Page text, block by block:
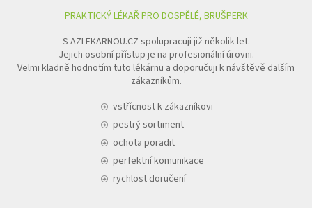
PRAKTICKÝ LÉKAŘ PRO DOSPĚLÉ, BRUŠPERK
S AZLEKARNOU.CZ spolupracuji již několik let.
Jejich osobní přístup je na profesionální úrovni.
Velmi kladně hodnotím tuto lékárnu a doporučuji k návštěvě dalším
zákazníkům.
vstřícnost k zákazníkovi
pestrý sortiment
ochota poradit
perfektní komunikace
rychlost doručení